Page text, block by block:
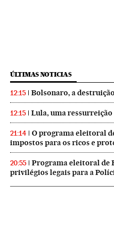
ÚLTIMAS NOTICIAS
12:15 Bolsonaro, a
12:15 Lula, uma ressurreição
21:14
O programa eleitoral
impostos para os ricos e
20:55
Programa eleitoral de
privilégios legais para a